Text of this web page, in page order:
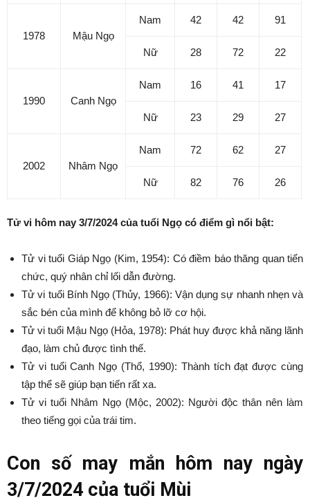
1978 Mậu Ngọ
Nam 42 42 91
Nữ 28 72 22
1990 Canh Ngọ
Nam 16 41 17
Nữ 23 29 27
2002 Nhâm Ngọ
Nam 72 62 27
Nữ 82 76 26
Tử vi hôm nay 3/7/2024 của tuổi Ngọ có điểm gì nổi bật:
Tử vi tuổi Giáp Ngọ (Kim, 1954): Có điềm báo thăng quan tiến
chức, quý nhân chỉ lối dẫn đường.
Tử vi tuổi Bính Ngọ (Thủy, 1966): Vận dụng sự nhanh nhẹn và
sắc bén của mình để không bỏ lỡ cơ hội.
Tử vi tuổi Mậu Ngọ (Hỏa, 1978): Phát huy được khả năng lãnh
đạo, làm chủ được tình thế.
Tử vi tuổi Canh Ngọ (Thổ, 1990): Thành tích đạt được cùng
tập thể sẽ giúp bạn tiến rất xa.
Tử vi tuổi Nhâm Ngọ (Mộc, 2002): Người độc thân nên làm
theo tiếng gọi của trái tim.
Con số may mắn hôm nay ngày
3/7/2024 của tuổi Mùi